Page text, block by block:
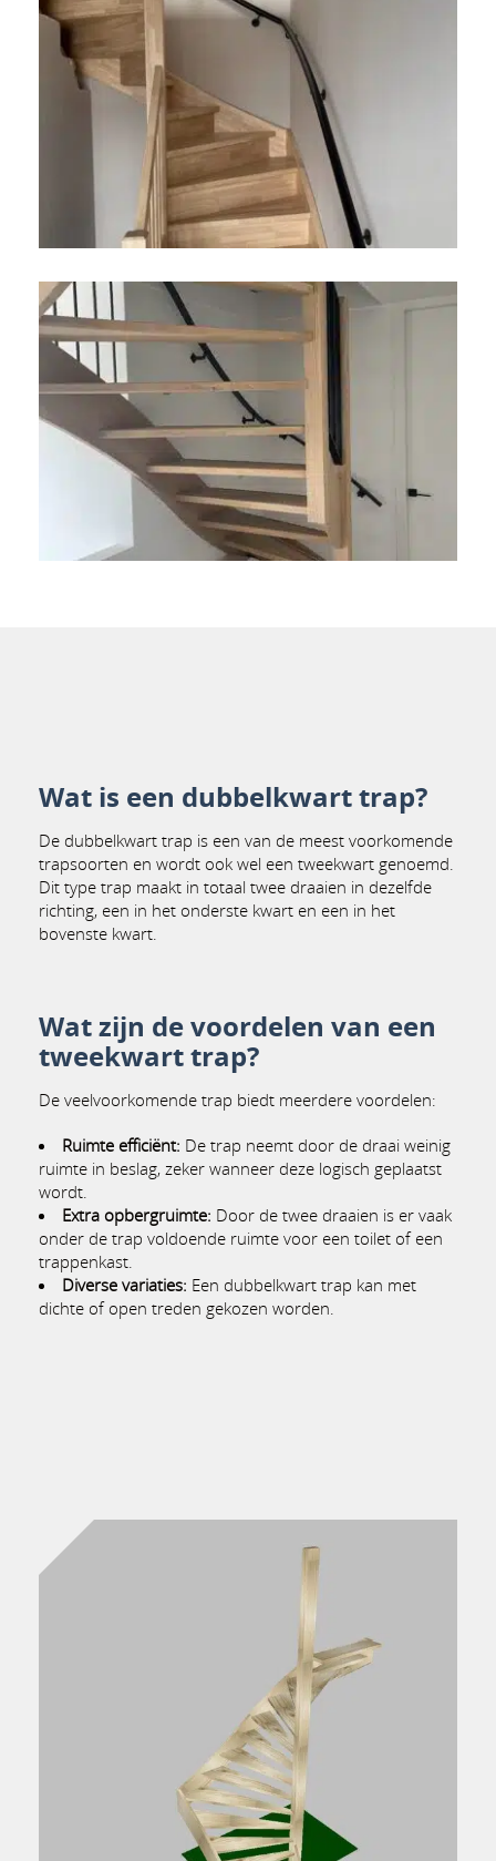
Wat is een dubbelkwart trap?
De dubbelkwart trap is een van de meest voorkomende
trapsoorten en wordt ook wel een tweekwart genoemd.
Dit type trap maakt in totaal twee draaien in dezelfde
richting, een in het onderste kwart en een in het
bovenste kwart.
Wat zijn de voordelen van een
tweekwart trap?
De veelvoorkomende trap biedt meerdere voordelen:
Ruimte efficiënt: De trap neemt door de draai weinig
ruimte in beslag, zeker wanneer deze logisch geplaatst
wordt.
Extra opbergruimte: Door de twee draaien is er vaak
onder de trap voldoende ruimte voor een toilet of een
trappenkast.
Diverse variaties: Een dubbelkwart trap kan met
dichte of open treden gekozen worden.